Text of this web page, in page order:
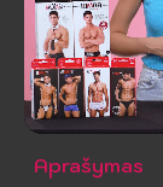
Aprašymas